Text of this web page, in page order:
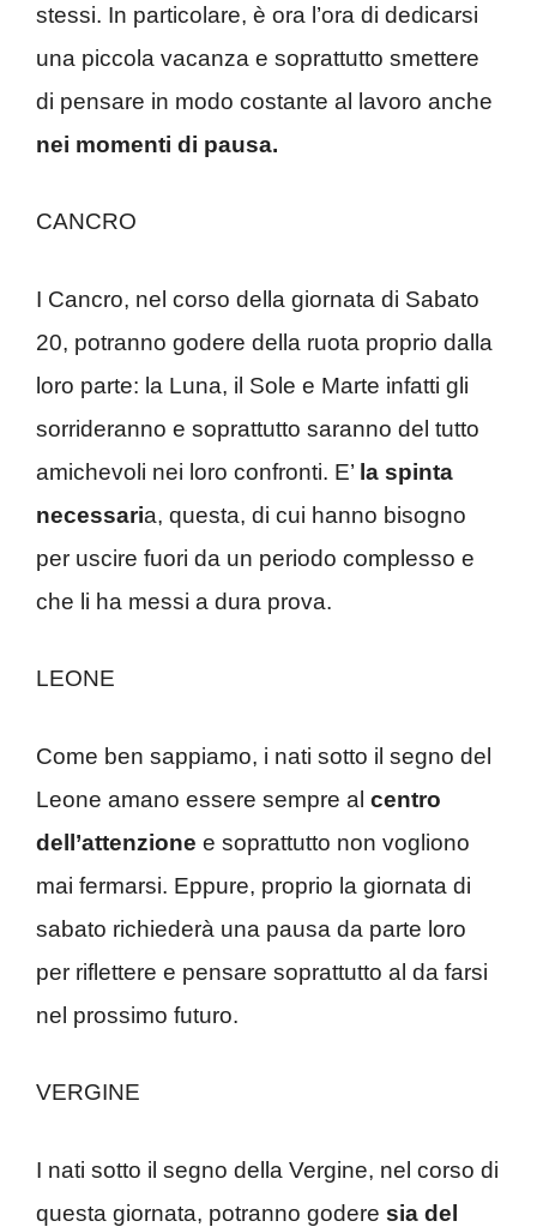
stessi. In particolare, è ora l’ora di dedicarsi
una piccola vacanza e soprattutto smettere
di pensare in modo costante al lavoro anche
nei momenti di pausa.
CANCRO
I Cancro, nel corso della giornata di Sabato
20, potranno godere della ruota proprio dalla
loro parte: la Luna, il Sole e Marte infatti gli
sorrideranno e soprattutto saranno del tutto
amichevoli nei loro confronti. E’ la spinta
necessaria, questa, di cui hanno bisogno
per uscire fuori da un periodo complesso e
che li ha messi a dura prova.
LEONE
Come ben sappiamo, i nati sotto il segno del
Leone amano essere sempre al centro
dell’attenzione e soprattutto non vogliono
mai fermarsi. Eppure, proprio la giornata di
sabato richiederà una pausa da parte loro
per riflettere e pensare soprattutto al da farsi
nel prossimo futuro.
VERGINE
I nati sotto il segno della Vergine, nel corso di
questa giornata, potranno godere sia del